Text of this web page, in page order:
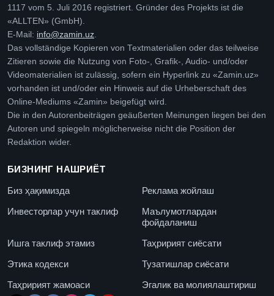
1117 vom 5. Juli 2016 registriert. Gründer des Projekts ist die
«ALLTEN» (GmbH).
E-Mail: info@zamin.uz.
Das vollständige Kopieren von Textmaterialien oder das teilweise
Zitieren sowie die Nutzung von Foto-, Grafik-, Audio- und/oder
Videomaterialien ist zulässig, sofern ein Hyperlink zu «Zamin.uz»
vorhanden ist und/oder ein Hinweis auf die Urheberschaft des
Online-Mediums «Zamin» beigefügt wird.
Die in den Autorenbeiträgen geäußerten Meinungen liegen bei den
Autoren und spiegeln möglicherweise nicht die Position der
Redaktion wider.
БИЗНИНГ НАШРИЁТ
Биз ҳақимизда
Реклама жойлаш
Инвесторлар учун таклиф
Маълумотлардан
фойдаланиш
Ишга таклиф этамиз
Таҳририят сиёсати
Этика кодекси
Тузатишлар сиёсати
Таҳририят жамоаси
Эгалик ва молиялаштириш